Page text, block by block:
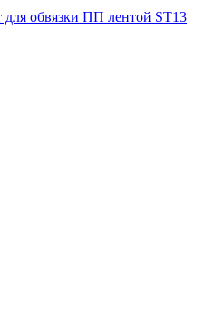
обвязки ПП лентой ST13